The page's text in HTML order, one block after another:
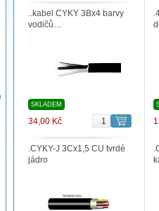
..kabel CYKY 3Bx4 barvy
vodičů…
SKLADEM
34,00 Kč
.CYKY-J 3Cx1,5 CU tvrdé
jádro